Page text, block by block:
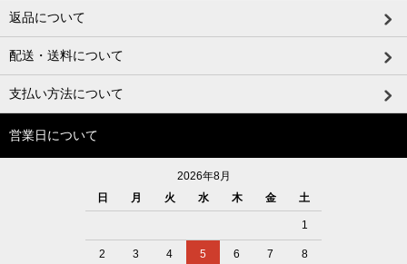
返品について
配送・送料について
支払い方法について
営業日について
2026年8月
日
月 火 水 木 金 土
1
2 3 4 5 6 7 8